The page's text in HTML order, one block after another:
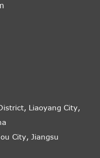
Liaoyang City,
City, Jiangsu